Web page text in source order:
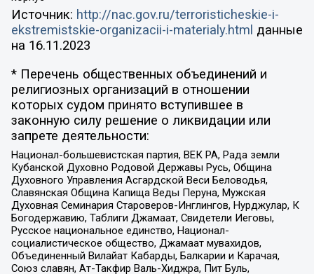
Источник: http://nac.gov.ru/terroristicheskie-i-
ekstremistskie-organizacii-i-materialy.html данные
на 16.11.2023
* Перечень общественных объединений и
религиозных организаций в отношении
которых судом принято вступившее в
законную силу решение о ликвидации или
запрете деятельности:
Национал-большевистская партия, ВЕК РА, Рада земли
Кубанской Духовно Родовой Державы Русь, Община
Духовного Управления Асгардской Веси Беловодья,
Славянская Община Капища Веды Перуна, Мужская
Духовная Семинария Староверов-Инглингов, Нурджулар, К
Богодержавию, Таблиги Джамаат, Свидетели Иеговы,
Русское национальное единство, Национал-
социалистическое общество, Джамаат мувахидов,
Объединенный Вилайат Кабарды, Балкарии и Карачая,
Союз славян, Ат-Такфир Валь-Хиджра, Пит Буль,